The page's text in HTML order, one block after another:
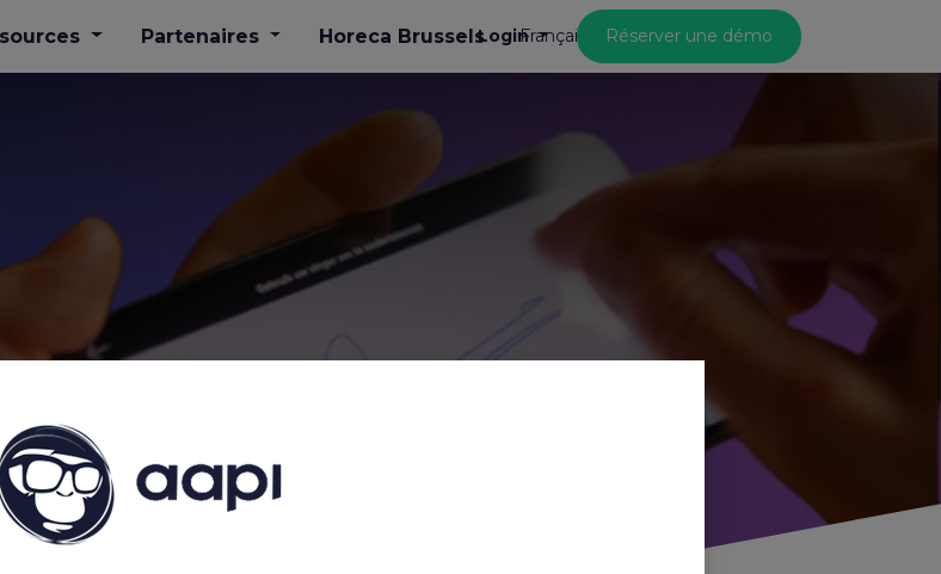
Partenaires Horeca Brussels Français
Login Réserver une démo
numériques